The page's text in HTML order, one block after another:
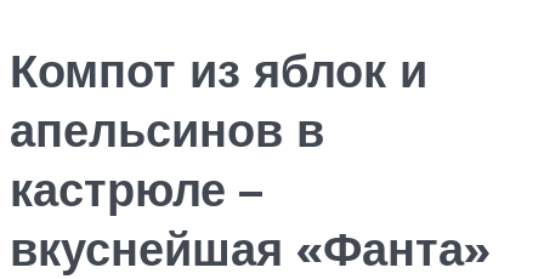
Компот из яблок и
апельсинов в
кастрюле –
вкуснейшая «Фанта»